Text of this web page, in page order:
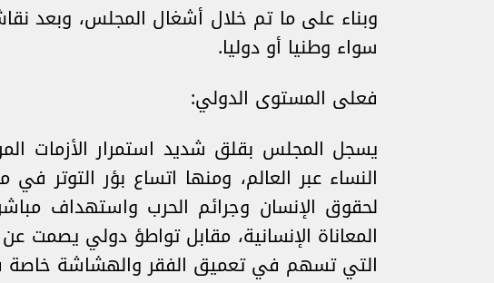
وبناء على ما تم خلال أشغال المجلس، وبعد
سواء وطنيا أو دوليا.
فعلى المستوى الدولي:
يسجل المجلس بقلق شديد استمرار الأزمات
النساء عبر العالم، ومنها اتساع بؤر التوتر
لحقوق الإنسان وجرائم الحرب واستهداف
المعاناة الإنسانية، مقابل تواطؤ دولي يصمت
التي تسهم في تعميق الفقر والهشاشة